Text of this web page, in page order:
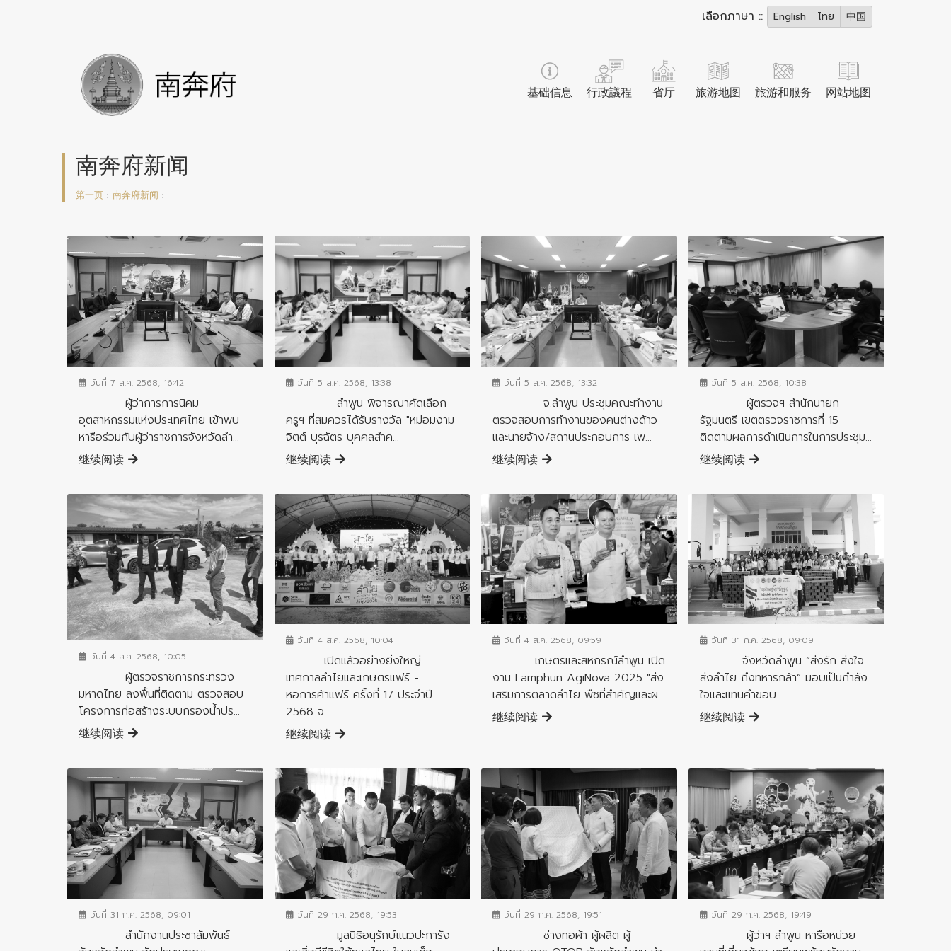
เลือกภาษา :: English ไทย 中国
基础信息 行政議程 省厅 旅游地图 旅游和服务 网站地图
南奔府新闻
第一页 : 南奔府新闻 :
ข่าวสารจังหวัด
วันที่ 7 ส.ค. 2568, 16:42
ผู้ว่าการการนิคม
อุตสาหกรรมแห่งประเทศไทย เข้าพบ
หารือร่วมกับผู้ว่าราชการจังหวัดลำ...
继续阅读
ข่าวสารจังหวัด
วันที่ 5 ส.ค. 2568, 13:38
ลำพูน พิจารณาคัดเลือก
ครูฯ ที่สมควรได้รับรางวัล "หม่อมงาม
จิตต์ บุรฉัตร บุคคลสำค...
继续阅读
ข่าวสารจังหวัด
วันที่ 5 ส.ค. 2568, 13:32
จ.ลำพูน ประชุมคณะทำงาน
ตรวจสอบการทำงานของคนต่างด้าว
และนายจ้าง/สถานประกอบการ เพ...
继续阅读
ข่าวสารจังหวัด
วันที่ 5 ส.ค. 2568, 10:38
ผู้ตรวจฯ สำนักนายก
รัฐมนตรี เขตตรวจราชการที่ 15
ติดตามผลการดำเนินการในการประชุม...
继续阅读
ข่าวสารจังหวัด
วันที่ 4 ส.ค. 2568, 10:05
ผู้ตรวจราชการกระทรวง
มหาดไทย ลงพื้นที่ติดตาม ตรวจสอบ
โครงการก่อสร้างระบบกรองน้ำปร...
继续阅读
ข่าวสารจังหวัด
วันที่ 4 ส.ค. 2568, 10:04
เปิดแล้วอย่างยิ่งใหญ่
เทศกาลลำไยและเกษตรแฟร์ -
หอการค้าแฟร์ ครั้งที่ 17 ประจำปี
2568 จ...
继续阅读
ข่าวสารจังหวัด
วันที่ 4 ส.ค. 2568, 09:59
เกษตรและสหกรณ์ลำพูน เปิด
งาน Lamphun AgiNova 2025 "ส่ง
เสริมการตลาดลำไย พืชที่สำคัญและผ...
继续阅读
ข่าวสารจังหวัด
วันที่ 31 ก.ค. 2568, 09:09
จังหวัดลำพูน “ส่งรัก ส่งใจ
ส่งลำไย ถึงทหารกล้า” มอบเป็นกำลัง
ใจและแทนคำขอบ...
继续阅读
ข่าวสารจังหวัด
วันที่ 31 ก.ค. 2568, 09:01
สำนักงานประชาสัมพันธ์
ข่าวสารจังหวัด
วันที่ 29 ก.ค. 2568, 19:53
มูลนิธิอนุรักษ์แนวปะการัง
ข่าวสารจังหวัด
วันที่ 29 ก.ค. 2568, 19:51
ช่างทอผ้า ผู้ผลิต ผู้
ข่าวสารจังหวัด
วันที่ 29 ก.ค. 2568, 19:49
ผู้ว่าฯ ลำพูน หารือหน่วย